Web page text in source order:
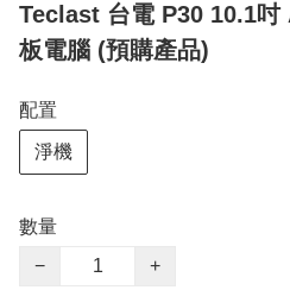
Teclast 台電 P30 10.1
板電腦 (預購產品)
配置
淨機
數量
−
+